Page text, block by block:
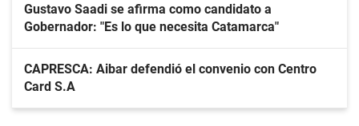
Gustavo Saadi se afirma como candidato a
Gobernador: "Es lo que necesita Catamarca"
CAPRESCA: Aibar defendió el convenio con Centro
Card S.A